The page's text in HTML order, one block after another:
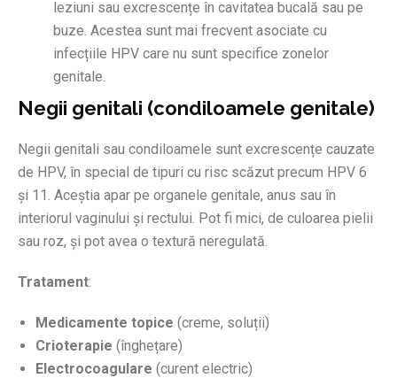
leziuni sau excrescențe în cavitatea bucală sau pe
buze. Acestea sunt mai frecvent asociate cu
infecțiile HPV care nu sunt specifice zonelor
genitale.
Negii genitali (condiloamele genitale)
Negii genitali sau condiloamele sunt excrescențe cauzate
de HPV, în special de tipuri cu risc scăzut precum HPV 6
și 11. Aceștia apar pe organele genitale, anus sau în
interiorul vaginului și rectului. Pot fi mici, de culoarea pielii
sau roz, și pot avea o textură neregulată.
Tratament:
Medicamente topice (creme, soluții)
Crioterapie (înghețare)
Electrocoagulare (curent electric)